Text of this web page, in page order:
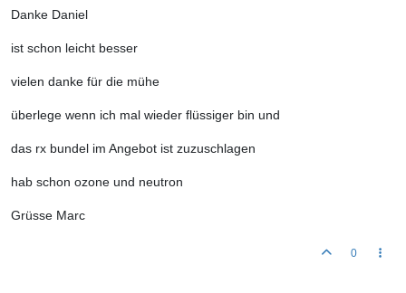
Danke Daniel
ist schon leicht besser
vielen danke für die mühe
überlege wenn ich mal wieder flüssiger bin und
das rx bundel im Angebot ist zuzuschlagen
hab schon ozone und neutron
Grüsse Marc
0